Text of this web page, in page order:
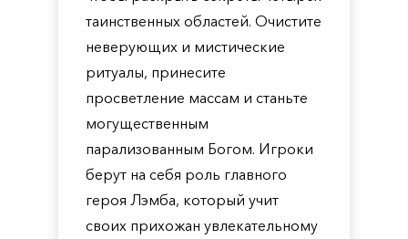
таинственных областей. Очистите
неверующих и мистические
ритуалы, принесите
просветление массам и станьте
могущественным
парализованным Богом. Игроки
берут на себя роль главного
героя Лэмба, который учит
своих прихожан увлекательному